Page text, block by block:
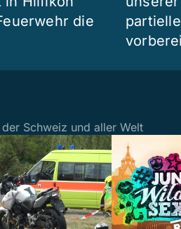
die
Schweiz und aller Welt